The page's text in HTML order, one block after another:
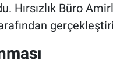
Hırsızlık Büro